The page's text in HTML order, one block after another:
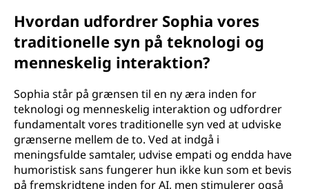
Hvordan udfordrer Sophia vores
traditionelle syn på teknologi og
menneskelig interaktion?
Sophia står på grænsen til en ny æra inden for
teknologi og menneskelig interaktion og udfordrer
fundamentalt vores traditionelle syn ved at udviske
grænserne mellem de to. Ved at indgå i
meningsfulde samtaler, udvise empati og endda have
humoristisk sans fungerer hun ikke kun som et bevis
på fremskridtene inden for AI, men stimulerer også